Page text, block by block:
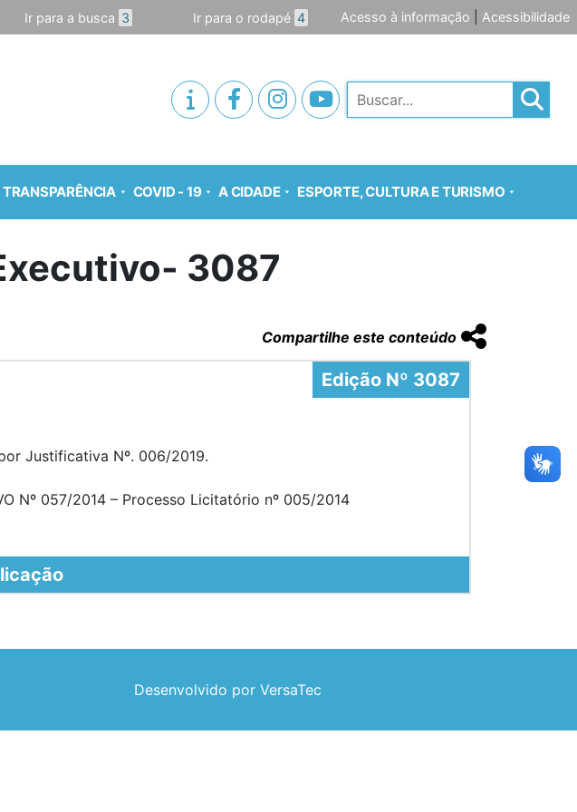
Ir para a busca 3 Ir para o rodapé 4 Acesso à informação Acessibilidade
Pesquisar
TRANSPARÊNCIA COVID - 19 A CIDADE ESPORTE, CULTURA E TURISMO
3087
Compartilhe este conteúdo
Edição Nº 3087
Justificativa Nº. 006/2019.
Nº 057/2014 – Processo Licitatório nº 005/2014
Desenvolvido por VersaTec